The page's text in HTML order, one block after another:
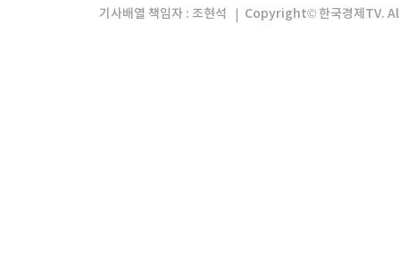
기사배열 책임자 : 조현석
Copyright© 한국경제TV.